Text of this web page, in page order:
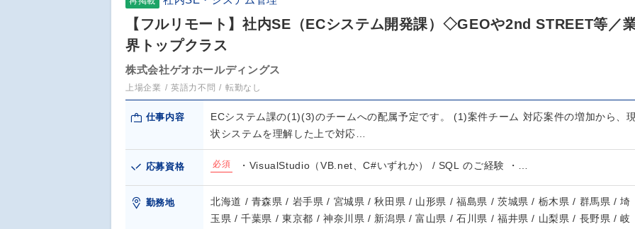
【フルリモート】社内SE（ECシステム開発課）◇GEOや2nd STREET等／
界トップクラス
株式会社ゲオホールディングス
上場企業 英語力不問 転勤なし
仕事内容
ECシステム課の(1)(3)のチームへの配属予定です。 (1)案件チーム 対応案件の増加から、
状システムを理解した上で対応…
応募資格 必須 ・VisualStudio（VB.net、C#いずれか） / SQL のご経験 ・…
勤務地
北海道 / 青森県 / 岩手県 / 宮城県 / 秋田県 / 山形県 / 福島県 / 茨城県 / 栃木県 / 群馬県 / 埼
玉県 / 千葉県 / 東京都 / 神奈川県 / 新潟県 / 富山県 / 石川県 / 福井県 / 山梨県 / 長野県 / 岐